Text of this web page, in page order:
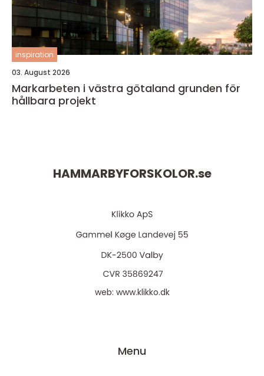
inspiration
03. August 2026
Markarbeten i västra götaland grunden för
hållbara projekt
HAMMARBYFORSKOLOR.se
web: www.klikko.dk
Menu